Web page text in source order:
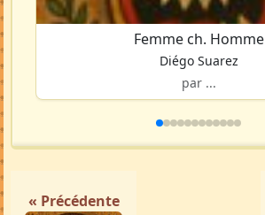
Femme ch. Homme
Diégo Suarez
par ...
« Précédente